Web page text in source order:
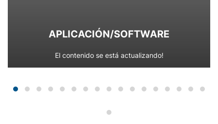
APLICACIÓN/SOFTWARE
El contenido se está actualizando!